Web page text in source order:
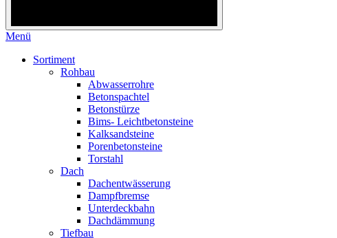
Menü
Sortiment
Rohbau
Abwasserrohre
Betonspachtel
Betonstürze
Bims- Leichtbetonsteine
Kalksandsteine
Porenbetonsteine
Torstahl
Dach
Dachentwässerung
Dampfbremse
Unterdeckbahn
Dachdämmung
Tiefbau